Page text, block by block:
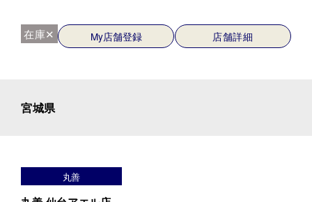
在庫✕ My店舗登録 店舗詳細
宮城県
丸善